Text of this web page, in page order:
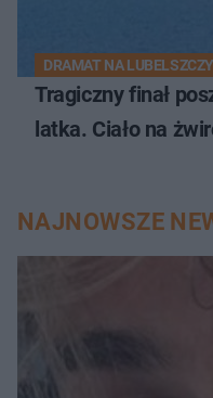
DRAMAT NA
Tragiczny finał
latka. Ciało na
NAJNOWSZE